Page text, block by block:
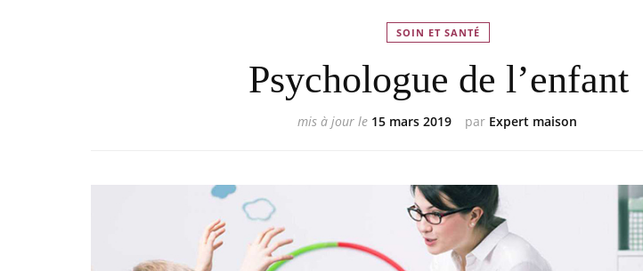
SOIN ET SANTÉ
Psychologue de l’enfant
par Expert maison
mis à jour le 15 mars 2019